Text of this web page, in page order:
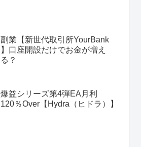
副業【新世代取引所YourBank
】口座開設だけでお金が増え
る？
爆益シリーズ第4弾EA月利
120％Over【Hydra（ヒドラ）】